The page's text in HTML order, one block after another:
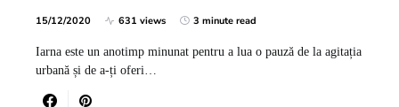
15/12/2020 631 views 3 minute read
Iarna este un anotimp minunat pentru a lua o pauză de la agitația
urbană și de a-ți oferi…